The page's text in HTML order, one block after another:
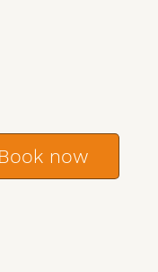
Book now